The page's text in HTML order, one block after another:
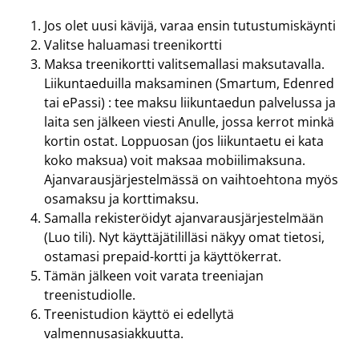
Jos olet uusi kävijä, varaa ensin tutustumiskäynti
Valitse haluamasi treenikortti
Maksa treenikortti valitsemallasi maksutavalla.
Liikuntaeduilla maksaminen (Smartum, Edenred
tai ePassi) : tee maksu liikuntaedun palvelussa ja
laita sen jälkeen viesti Anulle, jossa kerrot minkä
kortin ostat. Loppuosan (jos liikuntaetu ei kata
koko maksua) voit maksaa mobiilimaksuna.
Ajanvarausjärjestelmässä on vaihtoehtona myös
osamaksu ja korttimaksu.
Samalla rekisteröidyt ajanvarausjärjestelmään
(Luo tili). Nyt käyttäjätililläsi näkyy omat tietosi,
ostamasi prepaid-kortti ja käyttökerrat.
Tämän jälkeen voit varata treeniajan
treenistudiolle.
Treenistudion käyttö ei edellytä
valmennusasiakkuutta.